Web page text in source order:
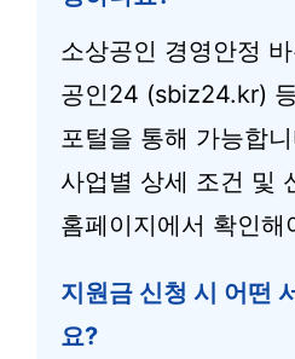
소상공인 경영안정
공인24 (sbiz24.kr)
포털을 통해 가능합
사업별 상세 조건 및
홈페이지에서 확인해
지원금 신청 시 어떤
요?